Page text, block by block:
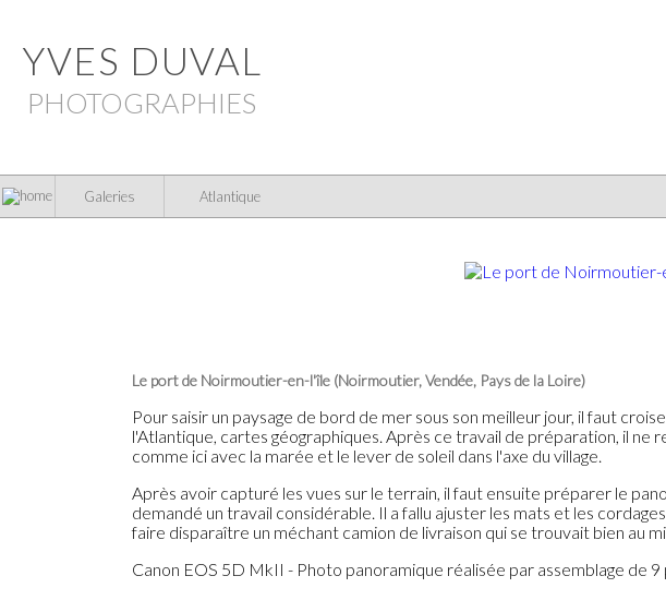
YVES DUVAL
PHOTOGRAPHIES
Galeries Atlantique
Le port de Noirmoutier-en-l'île (Noirmoutier, Vendée, Pays de la Loire)
Pour saisir un paysage de bord de mer sous son meilleur jour, il faut
l'Atlantique, cartes géographiques. Après ce travail de préparation, il
comme ici avec la marée et le lever de soleil dans l'axe du village.
Après avoir capturé les vues sur le terrain, il faut ensuite préparer le
demandé un travail considérable. Il a fallu ajuster les mats et les
faire disparaître un méchant camion de livraison qui se trouvait bien au
Canon EOS 5D MkII - Photo panoramique réalisée par assemblage de 9